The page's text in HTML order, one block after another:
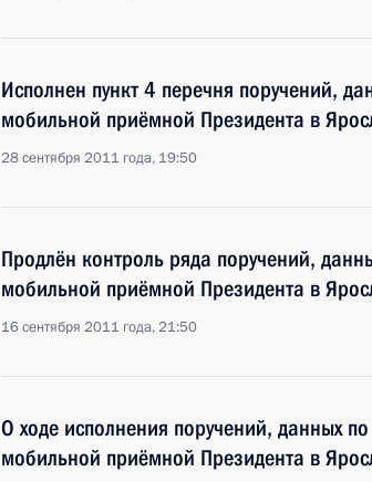
Исполнен пункт 4 перечня поручений,
мобильной приёмной Президента в
28 сентября 2011 года, 19:50
Продлён контроль ряда поручений,
мобильной приёмной Президента в
16 сентября 2011 года, 21:50
О ходе исполнения поручений, данных
мобильной приёмной Президента в